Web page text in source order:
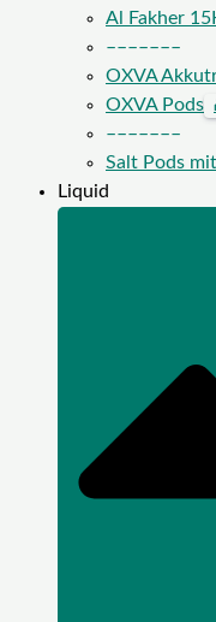
Al Fakher
–––––––
OXVA
OXVA Pods
–––––––
Salt Pods
Liquid